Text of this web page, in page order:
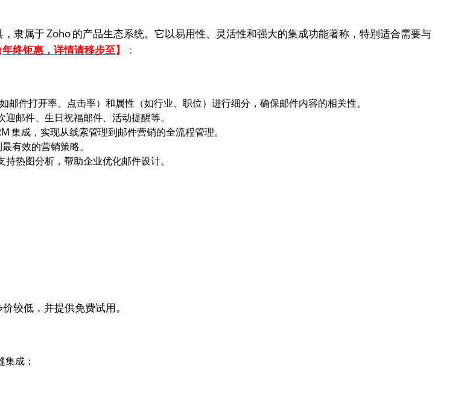
隶属于 Zoho 的产品生态系统。它以易用性、灵活性和强大的集成功能著称，特别适合需要与
年终钜惠，详情请移步至】 ：
件打开率、点击率）和属性（如行业、职位）进行细分，确保邮件内容的相关性。
迎邮件、生日祝福邮件、活动提醒等。
集成，实现从线索管理到邮件营销的全流程管理。
有效的营销策略。
热图分析，帮助企业优化邮件设计。
较低，并提供免费试用。
成；